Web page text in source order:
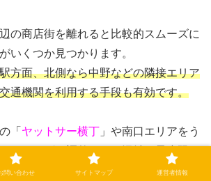
の商店街を離れると比較的スムーズに
いくつか見つかります。
方面、北側なら中野などの隣接エリア
通機関を利用する手段も有効です。
「 ヤットサー横丁 」や南口エリアをう
イミングを調整すると混雑を最小限に
す。
問い合わせ サイトマップ 運営者情報